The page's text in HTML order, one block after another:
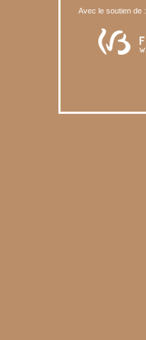
Avec le soutien de :